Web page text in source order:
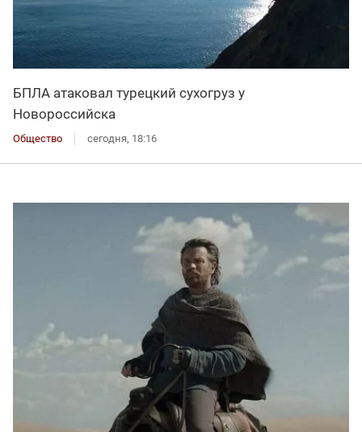
БПЛА атаковал турецкий сухогруз у
Новороссийска
Общество сегодня, 18:16